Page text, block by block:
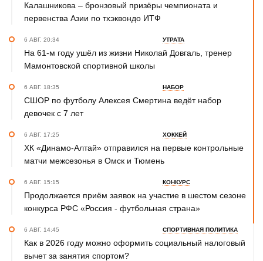
Калашникова – бронзовый призёры чемпионата и
первенства Азии по тхэквондо ИТФ
6 АВГ. 20:34 УТРАТА
На 61-м году ушёл из жизни Николай Довгаль, тренер
Мамонтовской спортивной школы
6 АВГ. 18:35 НАБОР
СШОР по футболу Алексея Смертина ведёт набор
девочек с 7 лет
6 АВГ. 17:25 ХОККЕЙ
ХК «Динамо-Алтай» отправился на первые контрольные
матчи межсезонья в Омск и Тюмень
6 АВГ. 15:15 КОНКУРС
Продолжается приём заявок на участие в шестом сезоне
конкурса РФС «Россия - футбольная страна»
6 АВГ. 14:45 СПОРТИВНАЯ ПОЛИТИКА
Как в 2026 году можно оформить социальный налоговый
вычет за занятия спортом?